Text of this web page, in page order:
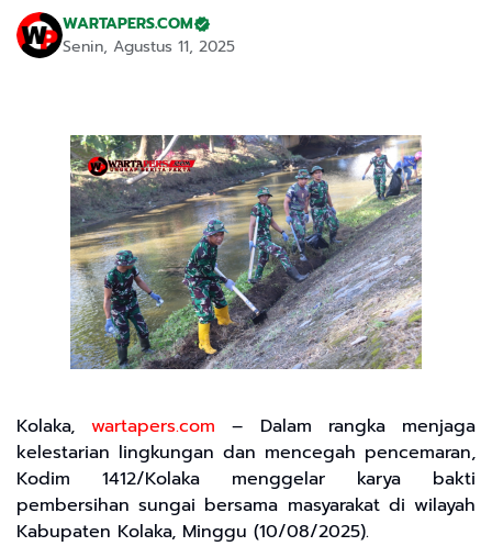
WARTAPERS.COM
Senin, Agustus 11, 2025
Kolaka,wartapers.com – Dalam rangka menjaga
kelestarian lingkungan dan mencegah pencemaran,
Kodim 1412/Kolaka menggelar karya bakti
pembersihan sungai bersama masyarakat di wilayah
Kabupaten Kolaka, Minggu (10/08/2025).